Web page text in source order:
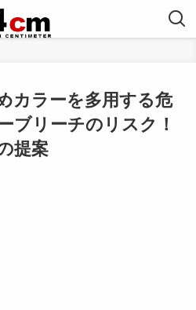
カラーを多用する危
ブリーチのリスク！
提案